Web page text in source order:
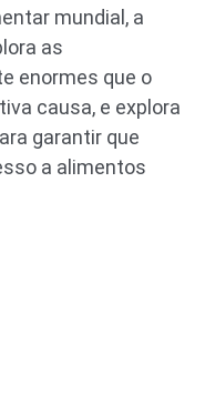
mundial, a
as
enormes que o
causa, e explora
garantir que
a alimentos